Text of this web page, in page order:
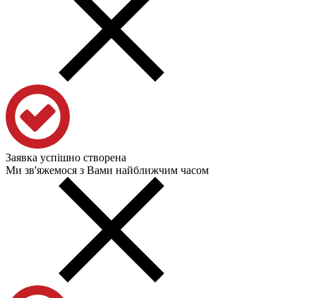
Заявка успішно створена
Ми зв'яжемося з Вами найближчим часом